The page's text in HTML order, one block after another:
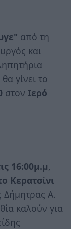
από τη
και
γίνει το
στον Ιερό
16:00μ.μ,
Κερατσίνι
Δήμητρας Α.
καλούν για